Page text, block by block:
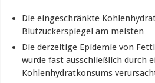
Die eingeschränkte
Blutzuckerspiegel am meisten
Die derzeitige Epidemie von
wurde fast ausschließlich durch
Kohlenhydratkonsums